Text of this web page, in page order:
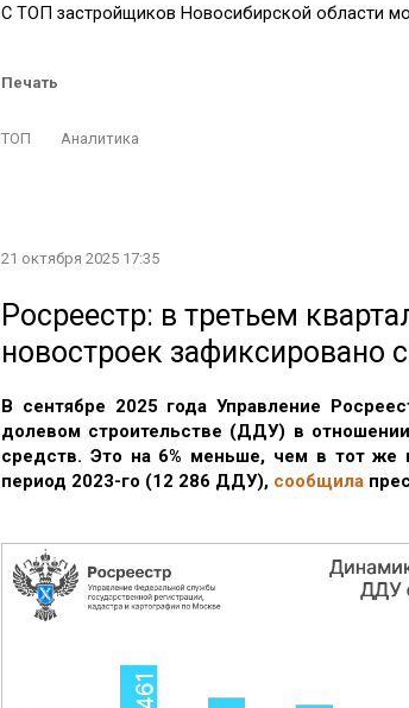
С ТОП застройщиков Новосибирской области
Печать
ТОП Аналитика
21 октября 2025 17:35
Росреестр: в третьем
новостроек зафиксировано
В сентябре 2025 года Управление
долевом строительстве (ДДУ) в
средств. Это на 6% меньше, чем в тот
период 2023-го (12 286 ДДУ), сообщила